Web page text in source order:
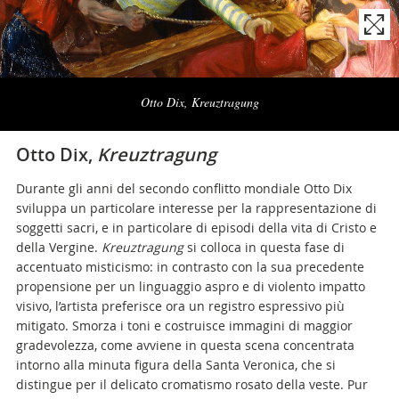
Otto Dix, Kreuztragung
Naviga
Otto Dix, Kreuztragung
Durante gli anni del secondo conflitto mondiale Otto Dix
sviluppa un particolare interesse per la rappresentazione di
soggetti sacri, e in particolare di episodi della vita di Cristo e
della Vergine. Kreuztragungsi colloca in questa fase di
accentuato misticismo: in contrasto con la sua precedente
propensione per un linguaggio aspro e di violento impatto
visivo, l’artista preferisce ora un registro espressivo più
mitigato. Smorza i toni e costruisce immagini di maggior
gradevolezza, come avviene in questa scena concentrata
intorno alla minuta figura della Santa Veronica, che si
distingue per il delicato cromatismo rosato della veste. Pur